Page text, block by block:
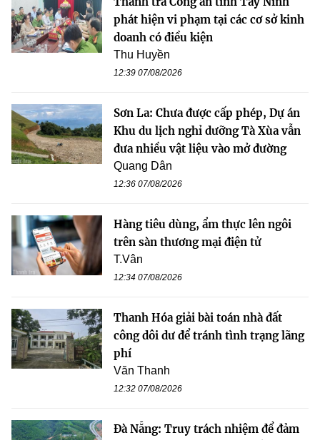
phát hiện vi phạm tại các cơ sở kinh
doanh có điều kiện
Thu Huyền
12:39 07/08/2026
Sơn La: Chưa được cấp phép, Dự án
Khu du lịch nghỉ dưỡng Tà Xùa vẫn
đưa nhiều vật liệu vào mở đường
Quang Dân
12:36 07/08/2026
Hàng tiêu dùng, ẩm thực lên ngôi
trên sàn thương mại điện tử
T.Vân
12:34 07/08/2026
Thanh Hóa giải bài toán nhà đất
công dôi dư để tránh tình trạng lãng
phí
Văn Thanh
12:32 07/08/2026
Đà Nẵng: Truy trách nhiệm để đảm